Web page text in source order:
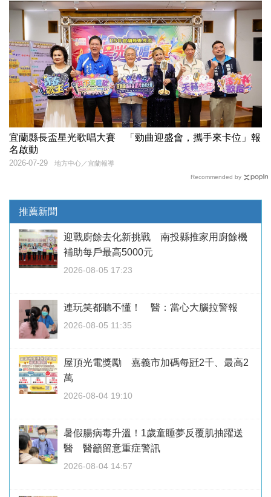
宜蘭縣長盃星光歌唱大賽 「勁曲迎盛會，攜手來卡位」報
名啟動
地方中心／宜蘭報導
2026-07-29
Recommended by
推薦新聞
迎戰廚餘去化新挑戰 南投縣推家用廚餘機
補助每戶最高5000元
2026-08-05 17:23
連玩笑都聽不懂！ 醫：當心大腦拉警報
2026-08-05 11:35
屋頂光電獎勵 嘉義市加碼每瓩2千、最高2
萬
2026-08-04 19:10
暑假腸病毒升溫！1歲童睡夢反覆肌抽躍送
醫 醫籲留意重症警訊
2026-08-04 14:57